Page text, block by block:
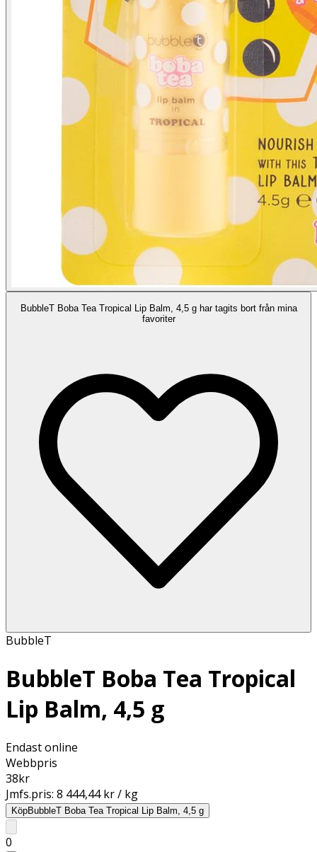
BubbleT Boba Tea Tropical Lip Balm, 4,5 g har tagits bort från mina
favoriter
BubbleT
BubbleT Boba Tea Tropical
Lip Balm, 4,5 g
Endast online
Webbpris
38kr
Jmfs.pris: 8 444,44 kr / kg
KöpBubbleT Boba Tea Tropical Lip Balm, 4,5 g
0